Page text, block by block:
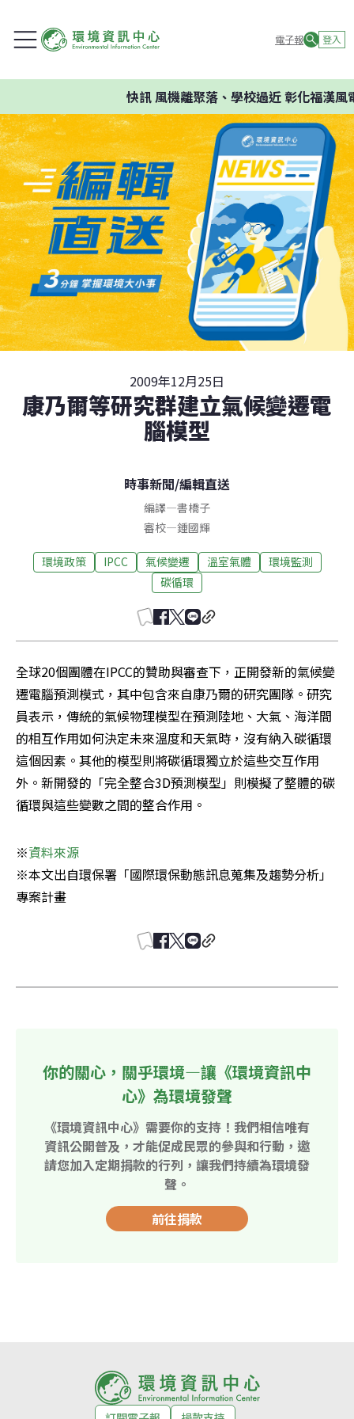
電子報 登入
快訊風機離聚落、學校過近 彰化福漢風
2009年12月25日
康乃爾等研究群建立氣候變遷電
腦模型
時事新聞/編輯直送
編譯—書橋子
審校—鍾國輝
環境政策 IPCC 氣候變遷 溫室氣體
環境監測
碳循環
全球20個團體在IPCC的贊助與審查下，正開發新的氣候變
遷電腦預測模式，其中包含來自康乃爾的研究團隊。研究
員表示，傳統的氣候物理模型在預測陸地、大氣、海洋間
的相互作用如何決定未來溫度和天氣時，沒有納入碳循環
這個因素。其他的模型則將碳循環獨立於這些交互作用
外。新開發的「完全整合3D預測模型」則模擬了整體的碳
循環與這些變數之間的整合作用。
※資料來源
※本文出自環保署「國際環保動態訊息蒐集及趨勢分析」
專案計畫
你的關心，關乎環境—讓《環境資訊中
心》為環境發聲
《環境資訊中心》需要你的支持！我們相信唯有
資訊公開普及，才能促成民眾的參與和行動，邀
請您加入定期捐款的行列，讓我們持續為環境發
聲。
前往捐款